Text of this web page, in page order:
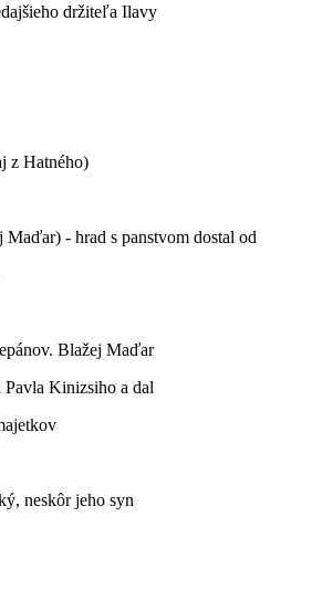
držiteľa Ilavy
z Hatného)
- hrad s panstvom dostal od
Blažej Maďar
Kinizsiho a dal
neskôr jeho syn